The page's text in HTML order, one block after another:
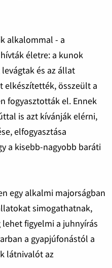
alkalommal - a
életre: a kunok
és az állat
elkészítették, összeült a
fogyasztották el. Ennek
is azt kívánják elérni,
elfogyasztása
a kisebb-nagyobb baráti
egy alkalmi majorságban
simogathatnak,
figyelmi a juhnyírás
a gyapjúfonástól a
látnivalót az